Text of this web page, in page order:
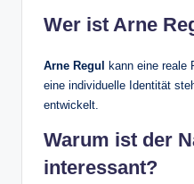
Wer ist Arne
Arne Regul
kann eine reale
eine individuelle Identität
entwickelt.
Warum ist der
interessant?